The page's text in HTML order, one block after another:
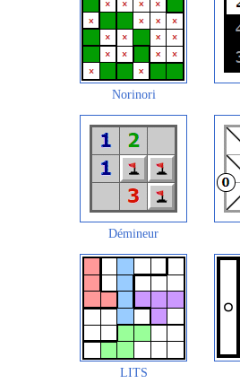
Norinori
Démineur
LITS